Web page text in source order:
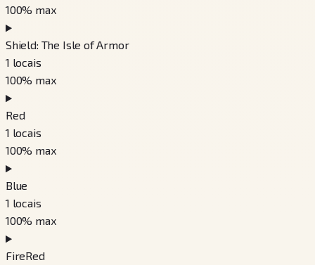
100% max
Shield: The Isle of Armor
1 locais
100% max
Red
1 locais
100% max
Blue
1 locais
100% max
FireRed